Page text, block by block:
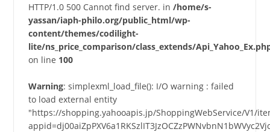
HTTP/1.0 500 Cannot find server. in /home/s-
yassan/iaph-philo.org/public_html/wp-
content/themes/codilight-
lite/ns_price_comparison/class_extends/
on line 100
Warning: simplexml_load_file(): I/O warning : failed
to load external entity
"https://shopping.yahooapis.jp/ShoppingWebService/V1/